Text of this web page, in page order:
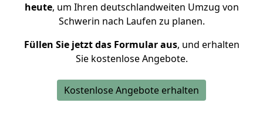
heute, um Ihren deutschlandweiten Umzug von
Schwerin nach Laufen zu planen.
Füllen Sie jetzt das Formular aus, und erhalten
Sie kostenlose Angebote.
Kostenlose Angebote erhalten